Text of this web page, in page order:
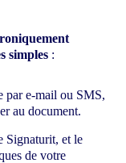
simples :
par e-mail ou SMS,
au document.
Signaturit, et le
de votre